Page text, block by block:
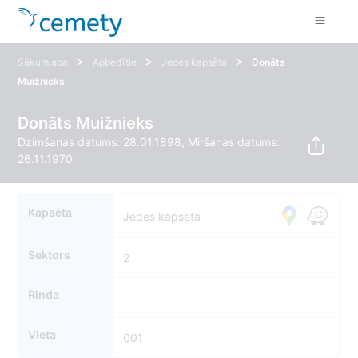
Sākumlapa > Apbedītie > Jedes kapsēta >
Donāts
Muižnieks
Donāts Muižnieks
Dzimšanas datums: 28.01.1898, Miršanas datums:
26.11.1970
Kapsēta Jedes kapsēta
Sektors 2
Rinda
Vieta 001